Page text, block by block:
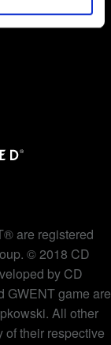
are registered
© 2018 CD
by CD
GWENT game are
All other
of their respective